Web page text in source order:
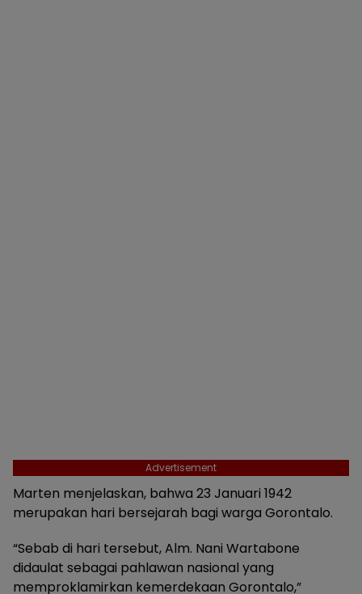
Advertisement
Marten menjelaskan, bahwa 23 Januari 1942
merupakan hari bersejarah bagi warga Gorontalo.
“Sebab di hari tersebut, Alm. Nani Wartabone
didaulat sebagai pahlawan nasional yang
memproklamirkan kemerdekaan Gorontalo,”